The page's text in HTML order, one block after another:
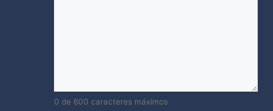
0 de 600 caracteres máximos